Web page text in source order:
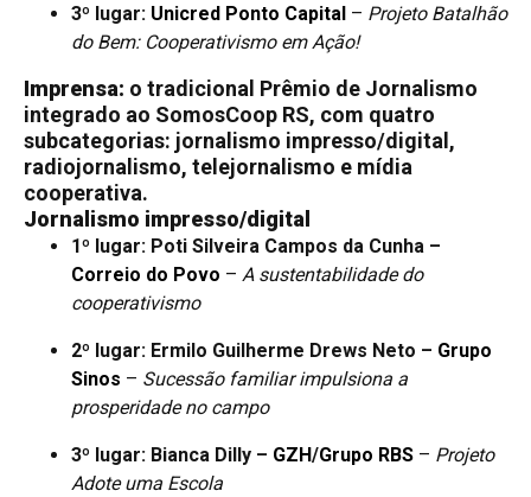
3º lugar: Unicred Ponto Capital – Projeto Batalhão
do Bem: Cooperativismo em Ação!
Imprensa: o tradicional Prêmio de Jornalismo
integrado ao SomosCoop RS, com quatro
subcategorias: jornalismo impresso/digital,
radiojornalismo, telejornalismo e mídia
cooperativa.
Jornalismo impresso/digital
1º lugar: Poti Silveira Campos da Cunha –
Correio do Povo – A sustentabilidade do
cooperativismo
2º lugar: Ermilo Guilherme Drews Neto – Grupo
Sinos – Sucessão familiar impulsiona a
prosperidade no campo
3º lugar: Bianca Dilly – GZH/Grupo RBS – Projeto
Adote uma Escola